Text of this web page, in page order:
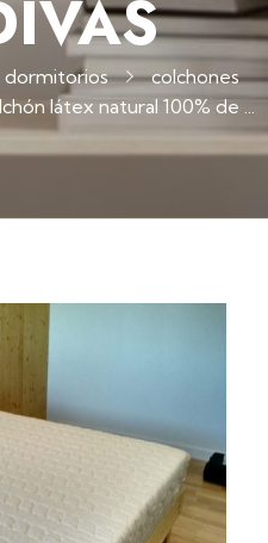
dormitorios
colchones
látex natural 100% de ...